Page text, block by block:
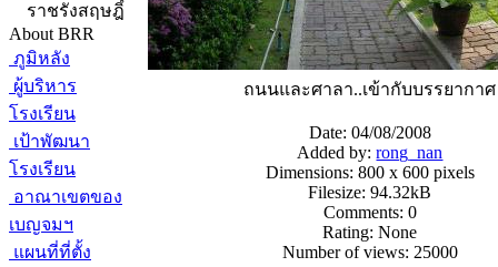
ราชรังสฤษฎิ์
About BRR
ภูมิหลัง
ผู้บริหาร
โรงเรียน
เป้าพัฒนา
โรงเรียน
อาณาเขตของ
เบญจมฯ
แผนที่ที่ตั้ง
ถนนและศาลา..เข้ากับบรรยากาศ
Date: 04/08/2008
Added by:rong_nan
Dimensions: 800 x 600 pixels
Filesize: 94.32kB
Comments: 0
Rating: None
Number of views: 25000